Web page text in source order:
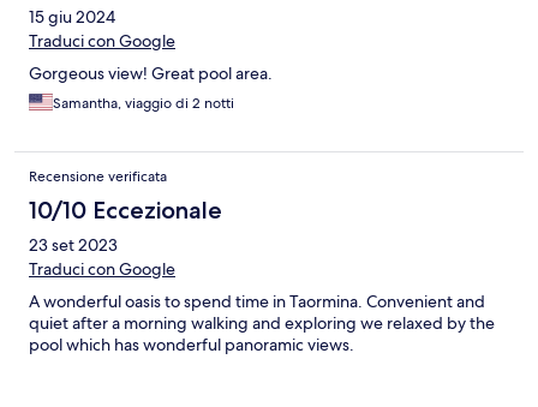
15 giu 2024
Traduci con Google
Gorgeous view! Great pool area.
Samantha, viaggio di 2 notti
Recensione verificata
10/10 Eccezionale
23 set 2023
Traduci con Google
A wonderful oasis to spend time in Taormina. Convenient and
quiet after a morning walking and exploring we relaxed by the
pool which has wonderful panoramic views.